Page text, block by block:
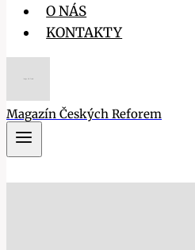
O NÁS
KONTAKTY
Magazín Českých Reforem